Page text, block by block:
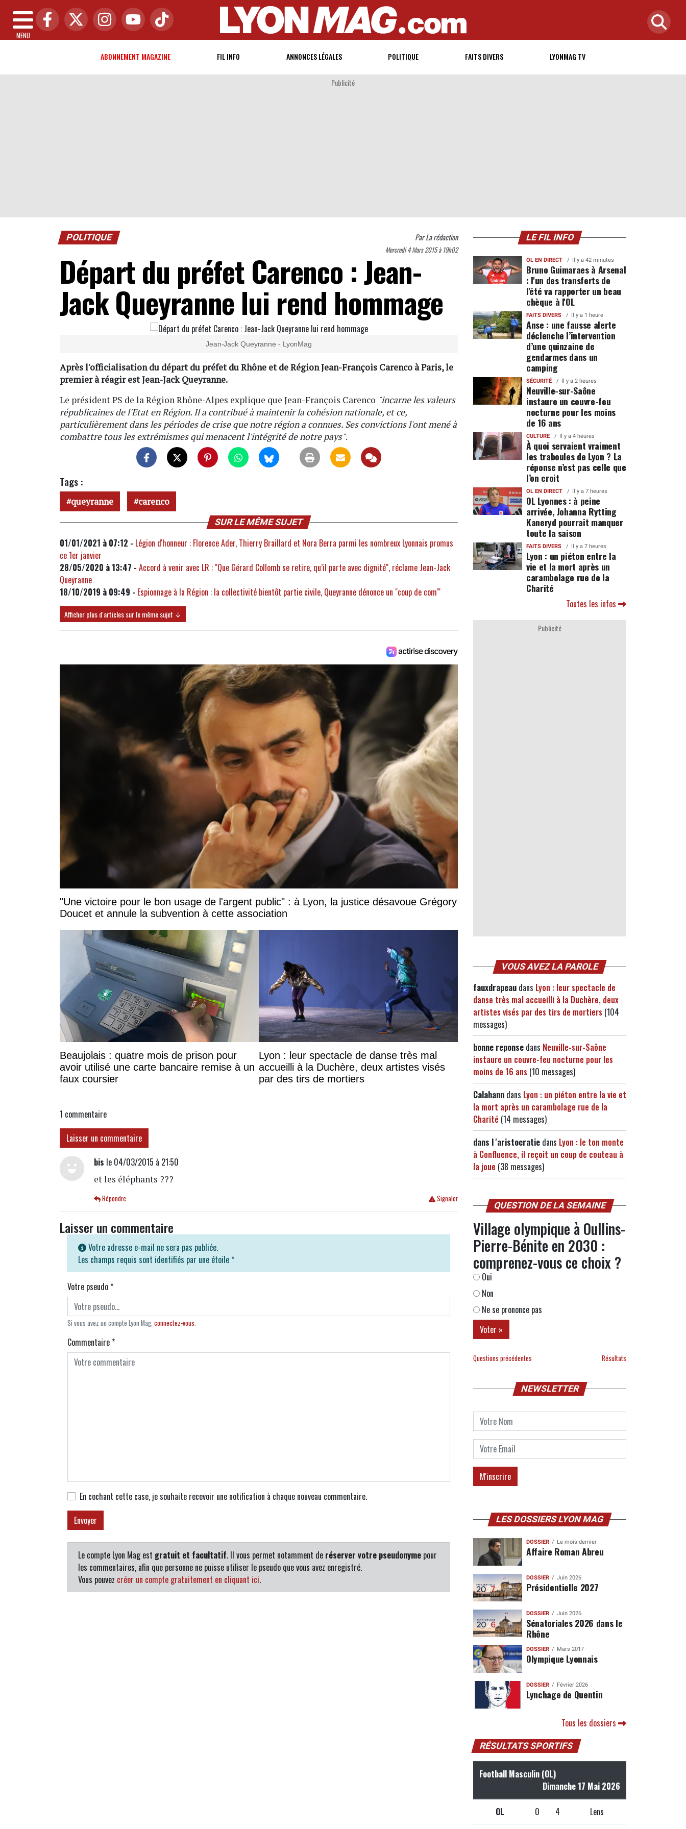
MENU
ABONNEMENT MAGAZINE FIL INFO ANNONCES LÉGALES POLITIQUE FAITS DIVERS LYONMAG TV
Publicité
POLITIQUE ParLa rédaction
Mercredi 4 Mars 2015 à 19h02
Départ du préfet Carenco : Jean-
Jack Queyranne lui rend hommage
Jean-Jack Queyranne - LyonMag
Après l'officialisation du départ du préfet du Rhône et de Région Jean-François Carenco à Paris, le
premier à réagir est Jean-Jack Queyranne.
Le président PS de la Région Rhône-Alpes explique que Jean-François Carenco "incarne les valeurs
républicaines de l'Etat en Région. Il a contribué à maintenir la cohésion nationale, et ce,
particulièrement dans les périodes de crise que notre région a connues. Ses convictions l'ont mené à
combattre tous les extrémismes qui menacent l'intégrité de notre pays".
Tags :
queyranne carenco
SUR LE MÊME SUJET
01/01/2021 à 07:12 - Légion d'honneur : Florence Ader, Thierry Braillard et Nora Berra parmi les nombreux Lyonnais promus
ce 1er janvier
28/05/2020 à 13:47 - Accord à venir avec LR : "Que Gérard Collomb se retire, qu’il parte avec dignité", réclame Jean-Jack
Queyranne
18/10/2019 à 09:49 - Espionnage à la Région : la collectivité bientôt partie civile, Queyranne dénonce un "coup de com'"
Afficher plus d'articles sur le même sujet ↓
"Une victoire pour le bon usage de l'argent public" : à Lyon, la justice désavoue Grégory
Doucet et annule la subvention à cette association
Beaujolais : quatre mois de prison pour
avoir utilisé une carte bancaire remise à un
faux coursier
Lyon : leur spectacle de danse très mal
accueilli à la Duchère, deux artistes visés
par des tirs de mortiers
1 commentaire
Laisser un commentaire
bis le 04/03/2015 à 21:50
et les éléphants ???
Signaler
Répondre
Laisser un commentaire
Votre adresse e-mail ne sera pas publiée.
Les champs requis sont identifiés par une étoile *
Votre pseudo*
Si vous avez un compte Lyon Mag, connectez-vous.
Commentaire*
En cochant cette case, je souhaite recevoir une notification à chaque nouveau commentaire.
Le compte Lyon Mag est gratuit et facultatif. Il vous permet notamment de réserver votre pseudonyme pour
les commentaires, afin que personne ne puisse utiliser le pseudo que vous avez enregistré.
Vous pouvez créer un compte gratuitement en cliquant ici.
LE FIL INFO
OL EN DIRECT Il y a 42 minutes
Bruno Guimaraes à Arsenal
: l'un des transferts de
l'été va rapporter un beau
chèque à l'OL
FAITS DIVERS Il y a 1 heure
Anse : une fausse alerte
déclenche l’intervention
d’une quinzaine de
gendarmes dans un
camping
SÉCURITÉ Il y a 2 heures
Neuville-sur-Saône
instaure un couvre-feu
nocturne pour les moins
de 16 ans
CULTURE Il y a 4 heures
À quoi servaient vraiment
les traboules de Lyon ? La
réponse n’est pas celle que
l’on croit
OL EN DIRECT Il y a 7 heures
OL Lyonnes : à peine
arrivée, Johanna Rytting
Kaneryd pourrait manquer
toute la saison
FAITS DIVERS Il y a 7 heures
Lyon : un piéton entre la
vie et la mort après un
carambolage rue de la
Charité
Toutes les infos
Publicité
VOUS AVEZ LA PAROLE
fauxdrapeau dans Lyon : leur spectacle de
danse très mal accueilli à la Duchère, deux
artistes visés par des tirs de mortiers (104
messages)
bonne reponse dans Neuville-sur-Saône
instaure un couvre-feu nocturne pour les
moins de 16 ans (10 messages)
Calahann dans Lyon : un piéton entre la vie et
la mort après un carambolage rue de la
Charité (14 messages)
dans l 'aristocratie dans Lyon : le ton monte
à Confluence, il reçoit un coup de couteau à
la joue (38 messages)
QUESTION DE LA SEMAINE
Village olympique à Oullins-
Pierre-Bénite en 2030 :
comprenez-vous ce choix ?
Oui
Non
Ne se prononce pas
Questions précédentes Résultats
NEWSLETTER
LES DOSSIERS LYON MAG
DOSSIER Le mois dernier
Affaire Roman Abreu
DOSSIER Juin 2026
Présidentielle 2027
DOSSIER Juin 2026
Sénatoriales 2026 dans le
Rhône
DOSSIER Mars 2017
Olympique Lyonnais
DOSSIER Février 2026
Lynchage de Quentin
Tous les dossiers
RÉSULTATS SPORTIFS
Football Masculin (OL)
Dimanche 17 Mai 2026
OL 0 4 Lens